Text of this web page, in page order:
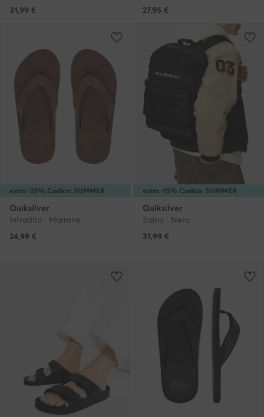
31,99 €
27,95 €
extra -25% Codice: SUMMER
Quiksilver
Infradito · Marrone
24,99 €
extra -15% Codice: SUMMER
Quiksilver
Zaino · Nero
31,99 €